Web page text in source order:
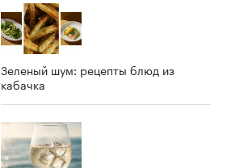
Зеленый шум: рецепты блюд из
кабачка